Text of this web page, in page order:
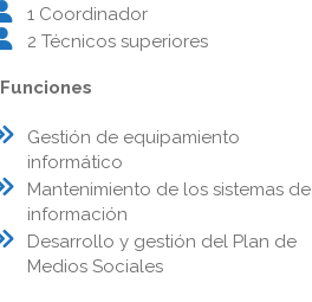
1 Coordinador
2 Técnicos superiores
Funciones
Gestión de equipamiento
informático
Mantenimiento de los sistemas de
información
Desarrollo y gestión del Plan de
Medios Sociales